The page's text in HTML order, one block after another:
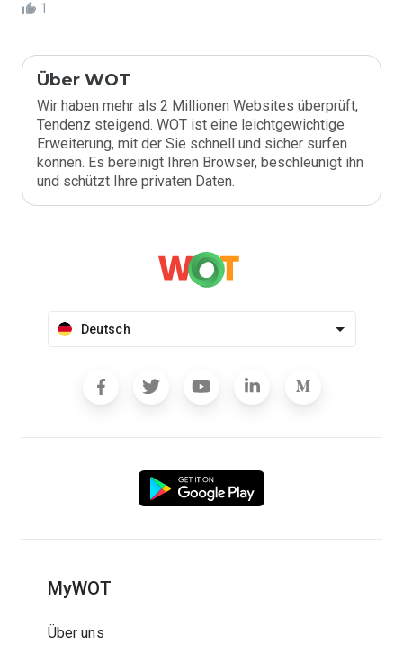
1
Über WOT
Wir haben mehr als 2 Millionen Websites überprüft,
Tendenz steigend. WOT ist eine leichtgewichtige
Erweiterung, mit der Sie schnell und sicher surfen
können. Es bereinigt Ihren Browser, beschleunigt ihn
und schützt Ihre privaten Daten.
Deutsch
MyWOT
Über uns